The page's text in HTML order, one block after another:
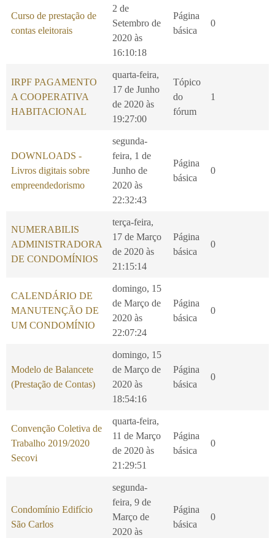
Curso de prestação de
contas eleitorais
2 de
Setembro de
2020 às
16:10:18
Página
básica
0
IRPF PAGAMENTO
A COOPERATIVA
HABITACIONAL
quarta-feira,
17 de Junho
de 2020 às
19:27:00
Tópico
do
fórum
1
DOWNLOADS -
Livros digitais sobre
empreendedorismo
segunda-
feira, 1 de
Junho de
2020 às
22:32:43
Página
básica
0
NUMERABILIS
ADMINISTRADORA
DE CONDOMÍNIOS
terça-feira,
17 de Março
de 2020 às
21:15:14
Página
básica
0
CALENDÁRIO DE
MANUTENÇÃO DE
UM CONDOMÍNIO
domingo, 15
de Março de
2020 às
22:07:24
Página
básica
0
Modelo de Balancete
(Prestação de Contas)
domingo, 15
de Março de
2020 às
18:54:16
Página
básica
0
Convenção Coletiva de
Trabalho 2019/2020
Secovi
quarta-feira,
11 de Março
de 2020 às
21:29:51
Página
básica
0
Condomínio Edifício
São Carlos
segunda-
feira, 9 de
Março de
2020 às
Página
básica
0